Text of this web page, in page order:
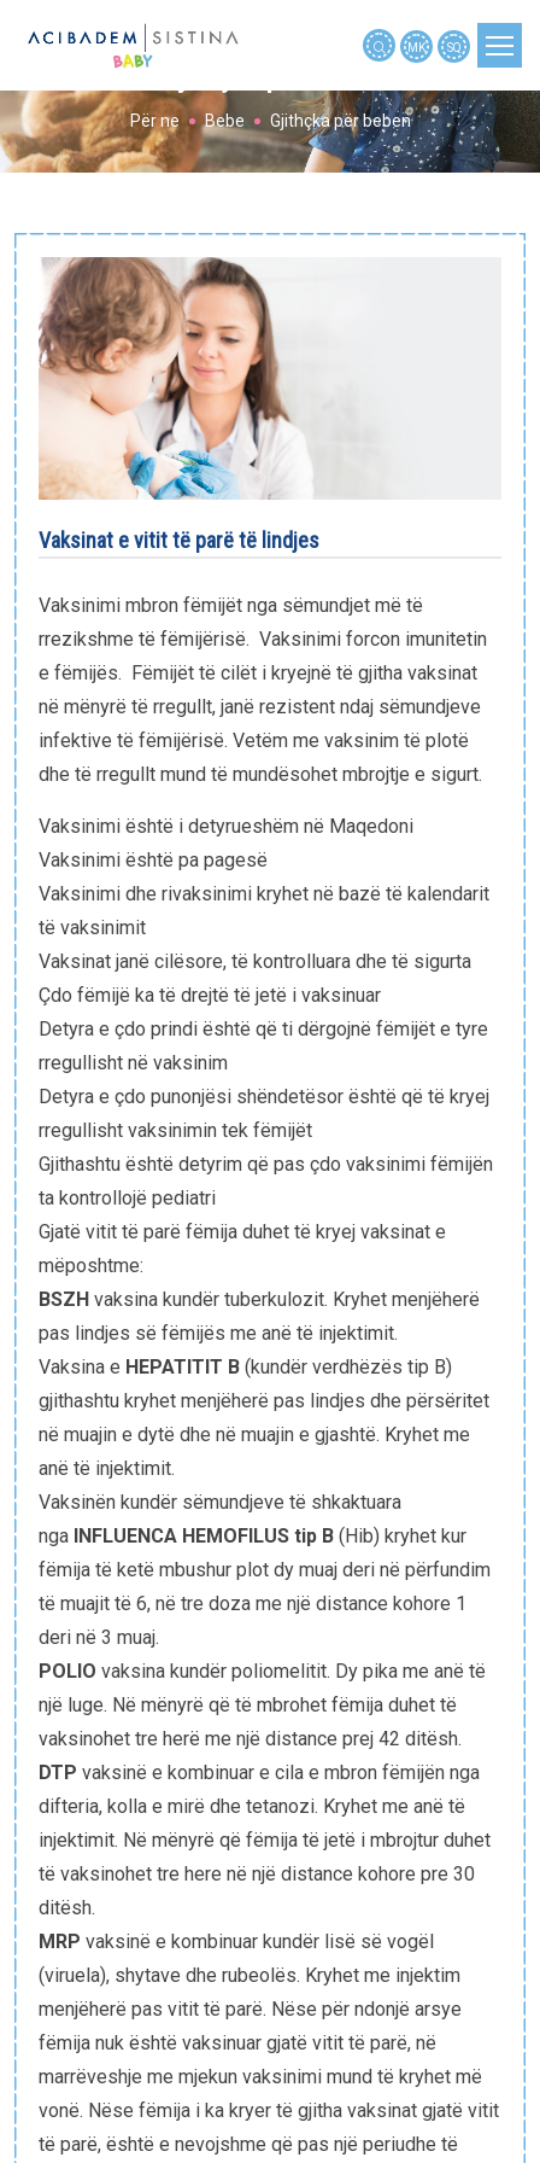
PLANIFIKIMI I SHTATZËNISË
SHTATZËNIA JAVË PAS JAVE
BEBE
FËMIJA
MJETE
TË REJA
NËNAT RRËFYEN
NËNAT PYETËN
E-bibliotekë
Paketat e lindjes
MK SQ
Për ne Bebe Gjithçka për beben
Vaksinat e vitit të parë të lindjes
Vaksinimi mbron fëmijët nga sëmundjet më të
rrezikshme të fëmijërisë. Vaksinimi forcon imunitetin
e fëmijës. Fëmijët të cilët i kryejnë të gjitha vaksinat
në mënyrë të rregullt, janë rezistent ndaj sëmundjeve
infektive të fëmijërisë. Vetëm me vaksinim të plotë
dhe të rregullt mund të mundësohet mbrojtje e sigurt.
Vaksinimi është i detyrueshëm në Maqedoni
Vaksinimi është pa pagesë
Vaksinimi dhe rivaksinimi kryhet në bazë të kalendarit
të vaksinimit
Vaksinat janë cilësore, të kontrolluara dhe të sigurta
Çdo fëmijë ka të drejtë të jetë i vaksinuar
Detyra e çdo prindi është që ti dërgojnë fëmijët e tyre
rregullisht në vaksinim
Detyra e çdo punonjësi shëndetësor është që të kryej
rregullisht vaksinimin tek fëmijët
Gjithashtu është detyrim që pas çdo vaksinimi fëmijën
ta kontrollojë pediatri
Gjatë vitit të parë fëmija duhet të kryej vaksinat e
mëposhtme:
BSZH vaksina kundër tuberkulozit. Kryhet menjëherë
pas lindjes së fëmijës me anë të injektimit.
Vaksina e HEPATITIT B (kundër verdhëzës tip B)
gjithashtu kryhet menjëherë pas lindjes dhe përsëritet
në muajin e dytë dhe në muajin e gjashtë. Kryhet me
anë të injektimit.
Vaksinën kundër sëmundjeve të shkaktuara
nga INFLUENCA HEMOFILUS tip B (Hib) kryhet kur
fëmija të ketë mbushur plot dy muaj deri në përfundim
të muajit të 6, në tre doza me një distance kohore 1
deri në 3 muaj.
POLIO vaksina kundër poliomelitit. Dy pika me anë të
një luge. Në mënyrë që të mbrohet fëmija duhet të
vaksinohet tre herë me një distance prej 42 ditësh.
DTP vaksinë e kombinuar e cila e mbron fëmijën nga
difteria, kolla e mirë dhe tetanozi. Kryhet me anë të
injektimit. Në mënyrë që fëmija të jetë i mbrojtur duhet
të vaksinohet tre here në një distance kohore pre 30
ditësh.
MRP vaksinë e kombinuar kundër lisë së vogël
(viruela), shytave dhe rubeolës. Kryhet me injektim
menjëherë pas vitit të parë. Nëse për ndonjë arsye
fëmija nuk është vaksinuar gjatë vitit të parë, në
marrëveshje me mjekun vaksinimi mund të kryhet më
vonë. Nëse fëmija i ka kryer të gjitha vaksinat gjatë vitit
të parë, është e nevojshme që pas një periudhe të